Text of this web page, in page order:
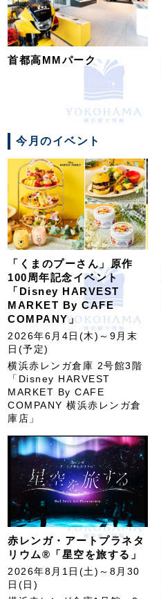
首都高MMパーク
今月のイベント
「くまのプーさん」原作
100周年記念イベント
「Disney HARVEST
MARKET By CAFE
COMPANY」
2026年6月4日(木)～9月末
日(予定)
横浜赤レンガ倉庫 2号館3階
「Disney HARVEST
MARKET By CAFE
COMPANY 横浜赤レンガ倉
庫店」
赤レンガ・アートプラネタ
リウム®「星空を旅する」
2026年8月1日(土)～8月30
日(日)